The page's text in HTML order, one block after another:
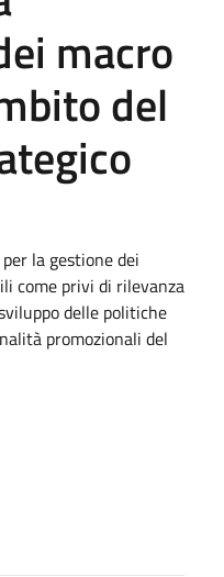
macro
del
la gestione dei
come privi di rilevanza
delle politiche
promozionali del